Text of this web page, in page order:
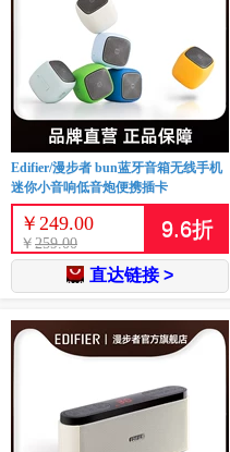
Edifier/漫步者 bun蓝牙音箱无线手机
迷你小音响低音炮便携插卡
￥ 249.00
￥ 259.00
9.6折
直达链接 >